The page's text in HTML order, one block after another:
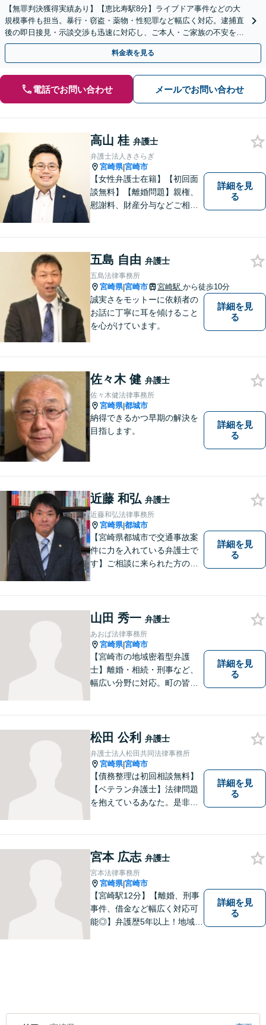
【無罪判決獲得実績あり】【恵比寿駅8分】ライブドア事件などの大
規模事件も担当。暴行・窃盗・薬物・性犯罪など幅広く対応。逮捕直
後の即日接見・示談交渉も迅速に対応し、ご本人・ご家族の不安を最
小限に抑えます。【初回相談可能】【WEB面談可能】
料金表を見る
電話でお問い合わせ メールでお問い合わせ
高山 桂 弁護士
弁護士法人きさらぎ
宮崎県|宮崎市
【女性弁護士在籍】【初回面
談無料】【離婚問題】親権、
慰謝料、財産分与などご相談
Eやメールでの対応も可能です
【メガドンキ隣】
詳細を見
る
五島 自由 弁護士
五島法律事務所
宮崎県|宮崎市 宮崎駅 から徒歩10分
誠実さをモットーに依頼者の
お話に丁寧に耳を傾けること
を心がけています。
詳細を見
る
佐々木 健 弁護士
佐々木健法律事務所
宮崎県|都城市
納得できるかつ早期の解決を
目指します。
詳細を見
る
近藤 和弘 弁護士
近藤和弘法律事務所
宮崎県|都城市
【宮崎県都城市で交通事故案
件に力を入れている弁護士で
す】ご相談に来られた方の話
は，依頼者が希望されるベス
トな解決に至るよう最善を尽
くします。お気軽にご相談く
ださい。
詳細を見
る
山田 秀一 弁護士
あおば法律事務所
宮崎県|宮崎市
【宮崎市の地域密着型弁護
士】離婚・相続・刑事など、
幅広い分野に対応。町の皆様
ださい。きっと道が開けま
す。
詳細を見
る
松田 公利 弁護士
弁護士法人松田共同法律事務所
宮崎県|宮崎市
【債務整理は初回相談無料】
【ベテラン弁護士】法律問題
を抱えているあなた。是非一
詳細を見
る
宮本 広志 弁護士
宮本法律事務所
宮崎県|宮崎市
【宮崎駅12分】【離婚、刑事
事件、借金など幅広く対応可
能◎】弁護歴5年以上！地域に
詳細を見
る